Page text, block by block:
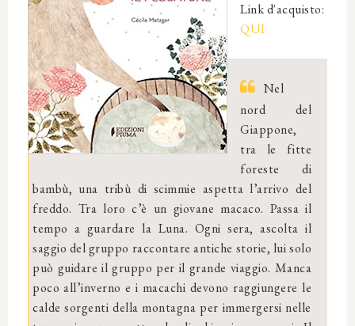
Link d'acquisto:
QUI
Nel
nord del
Giappone,
tra le fitte
foreste di
bambù, una tribù di scimmie aspetta l’arrivo del
freddo. Tra loro c’è un giovane macaco. Passa il
tempo a guardare la Luna. Ogni sera, ascolta il
saggio del gruppo raccontare antiche storie, lui solo
può guidare il gruppo per il grande viaggio. Manca
poco all’inverno e i macachi devono raggiungere le
calde sorgenti della montagna per immergersi nelle